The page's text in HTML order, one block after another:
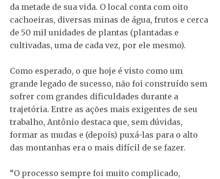
da metade de sua vida. O local conta com oito
cachoeiras, diversas minas de água, frutos e cerca
de 50 mil unidades de plantas (plantadas e
cultivadas, uma de cada vez, por ele mesmo).
Como esperado, o que hoje é visto como um
grande legado de sucesso, não foi construído sem
sofrer com grandes dificuldades durante a
trajetória. Entre as ações mais exigentes de seu
trabalho, Antônio destaca que, sem dúvidas,
formar as mudas e (depois) puxá-las para o alto
das montanhas era o mais difícil de se fazer.
“O processo sempre foi muito complicado,